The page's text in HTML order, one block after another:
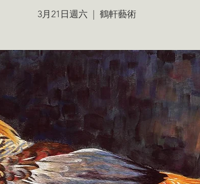
3月21日週六
  |
鶴軒藝術